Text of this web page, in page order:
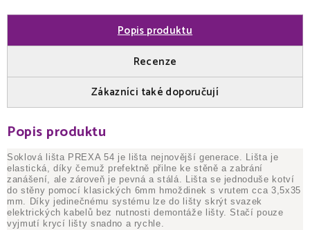
Popis produktu
Recenze
Zákazníci také doporučují
Popis produktu
Soklová lišta PREXA 54 je lišta nejnovější generace. Lišta je
elastická, díky čemuž prefektně přilne ke stěně a zabrání
zanášení, ale zároveň je pevná a stálá. Lišta se jednoduše kotví
do stěny pomocí klasických 6mm hmoždinek s vrutem cca 3,5x35
mm. Díky jedinečnému systému lze do lišty skrýt svazek
elektrických kabelů bez nutnosti demontáže lišty. Stačí pouze
vyjmutí krycí lišty snadno a rychle.